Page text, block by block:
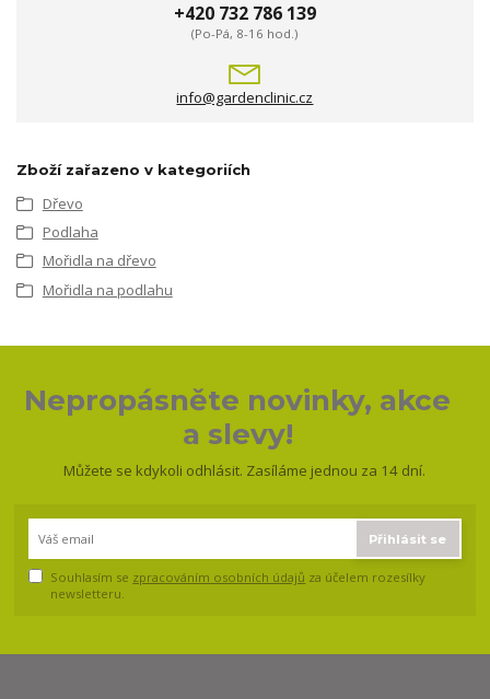
+420 732 786 139
(Po-Pá, 8-16 hod.)
info@gardenclinic.cz
Zboží zařazeno v kategoriích
Dřevo
Podlaha
Mořidla na dřevo
Mořidla na podlahu
Nepropásněte novinky, akce
a slevy!
Můžete se kdykoli odhlásit. Zasíláme jednou za 14 dní.
Přihlásit se
Souhlasím se zpracováním osobních údajů za účelem rozesílky
newsletteru.